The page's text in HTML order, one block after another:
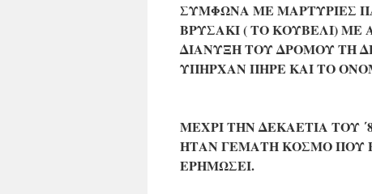
ΣΥΜΦΩΝΑ ΜΕ ΜΑΡΤΥΡΙΕΣ
ΒΡΥΣΑΚΙ ( ΤΟ ΚΟΥΒΕΛΙ)
ΔΙΑΝΥΞΗ ΤΟΥ ΔΡΟΜΟΥ ΤΗ
ΥΠΗΡΧΑΝ ΠΗΡΕ ΚΑΙ ΤΟ
ΜΕΧΡΙ ΤΗΝ ΔΕΚΑΕΤΙΑ ΤΟΥ
ΗΤΑΝ ΓΕΜΑΤΗ ΚΟΣΜΟ ΠΟΥ
ΕΡΗΜΩΣΕΙ.